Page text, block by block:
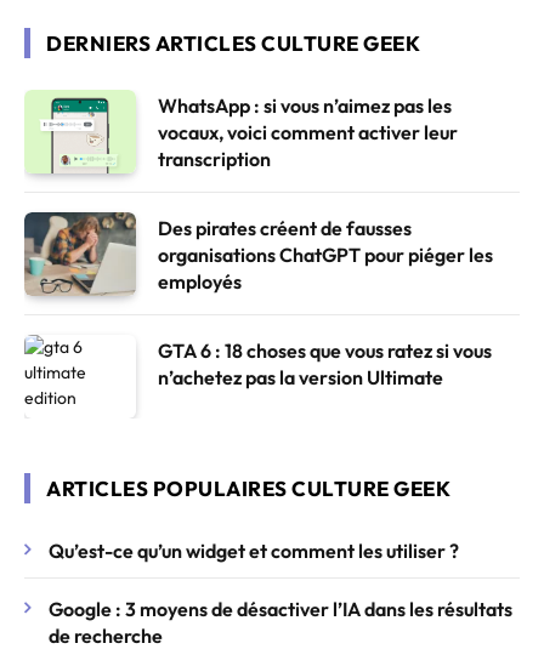
DERNIERS ARTICLES CULTURE GEEK
WhatsApp : si vous n’aimez pas les
vocaux, voici comment activer leur
transcription
Des pirates créent de fausses
organisations ChatGPT pour piéger les
employés
GTA 6 : 18 choses que vous ratez si vous
n’achetez pas la version Ultimate
ARTICLES POPULAIRES CULTURE GEEK
Qu’est-ce qu’un widget et comment les utiliser ?
Google : 3 moyens de désactiver l’IA dans les résultats
de recherche